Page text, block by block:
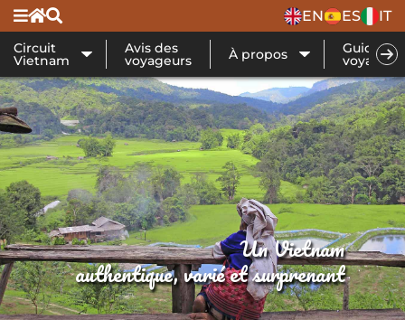
EN ES IT
Circuit
Vietnam
Avis des
voyageurs À propos Guide de
voyage
Un Vietnam
authentique, varié et surprenant